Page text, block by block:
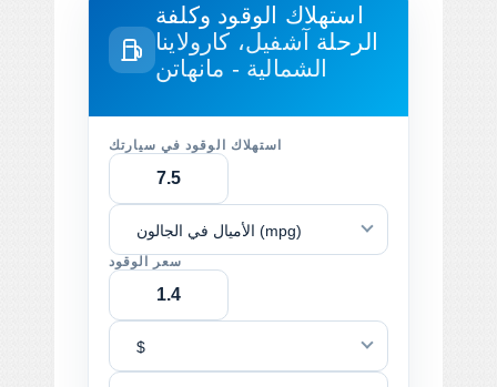
استهلاك الوقود وكلفة
الرحلة آشفيل، كارولاينا
الشمالية - مانهاتن
استهلاك الوقود في سيارتك
الأميال في الجالون (mpg)
سعر الوقود
$